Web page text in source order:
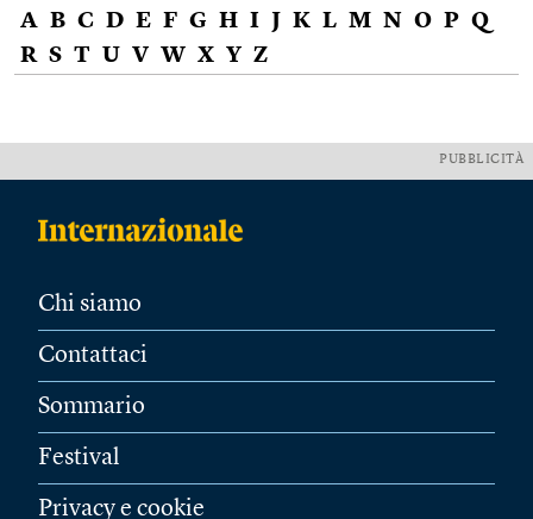
A B C D E F G H I J K L M N O P Q
R S T U V W X Y Z
PUBBLICITÀ
Chi siamo
Contattaci
Sommario
Festival
Privacy e cookie